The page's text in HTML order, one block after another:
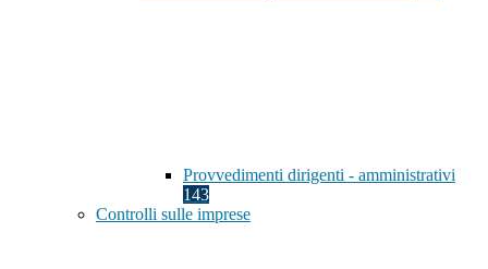
Provvedimenti dirigenti - amministrativi
143
Controlli sulle imprese